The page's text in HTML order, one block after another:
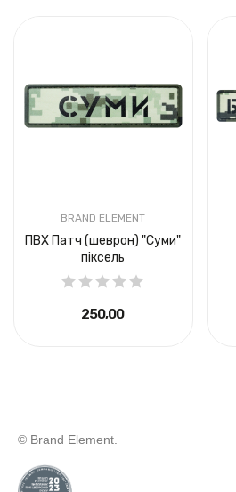
BRAND ELEMENT
ПВХ Патч (шеврон) "Суми"
піксель
250,00 ₴
© Brand Element.